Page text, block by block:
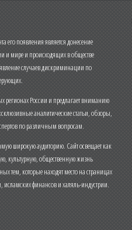
появления является донесение
и мире и происходящих в обществе
случаев дискриминации по
регионах России и предлагает вниманию
аналитические статьи, обзоры,
по различным вопросам.
широкую аудиторию. Сайт освещает как
культурную, общественную жизнь
тем, которые находят место на страницах
исламских финансов и халяль-индустрии.